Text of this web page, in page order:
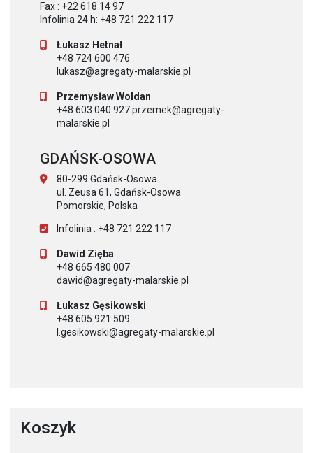
Fax : +22 618 14 97
Infolinia 24 h: +48 721 222 117
Łukasz Hetnał
+48 724 600 476
lukasz@agregaty-malarskie.pl
Przemysław Woldan
+48 603 040 927 przemek@agregaty-
malarskie.pl
GDAŃSK-OSOWA
80-299 Gdańsk-Osowa
ul. Zeusa 61, Gdańsk-Osowa
Pomorskie, Polska
Infolinia : +48 721 222 117
Dawid Zięba
+48 665 480 007
dawid@agregaty-malarskie.pl
Łukasz Gęsikowski
+48 605 921 509
l.gesikowski@agregaty-malarskie.pl
Koszyk